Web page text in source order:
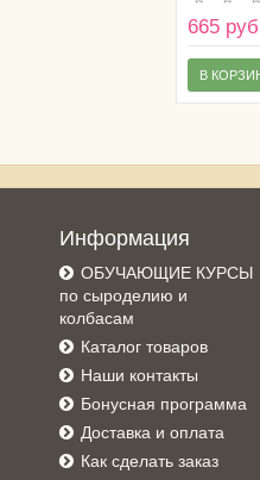
665
В
Информация
ОБУЧАЮЩИЕ КУРСЫ
по сыроделию и
колбасам
Каталог товаров
Наши контакты
Бонусная программа
Доставка и оплата
Как сделать заказ